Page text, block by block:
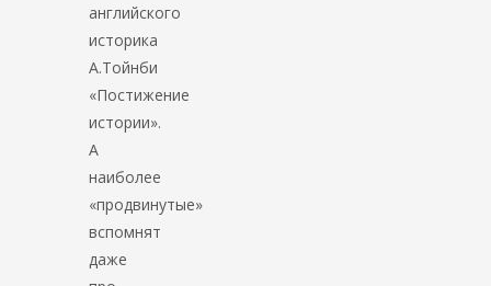
английского
историка
А.Тойнби
«Постижение
истории».
А
наиболее
«продвинутые»
вспомнят
даже